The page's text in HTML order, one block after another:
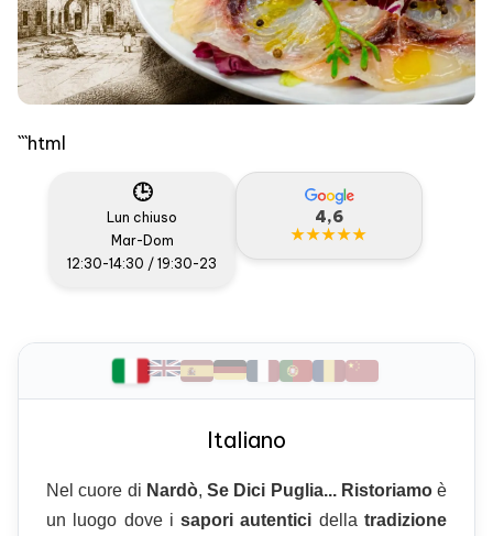
```html
🕒
Lun chiuso
Mar-Dom
12:30-14:30 / 19:30-23
4,6
★★★★★
Italiano
Nel cuore di Nardò, Se Dici Puglia... Ristoriamoè
un luogo dove isapori autentici dellatradizione